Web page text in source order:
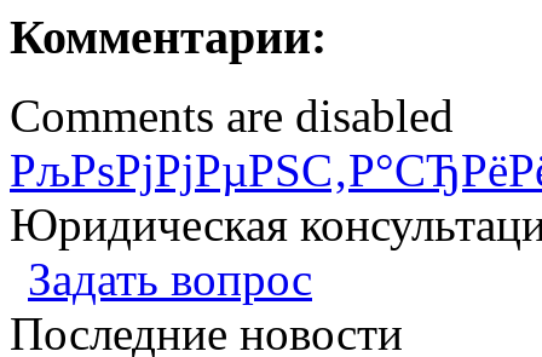
Комментарии:
Comments are disabled
Юридическая
Задать вопрос
Последние новости